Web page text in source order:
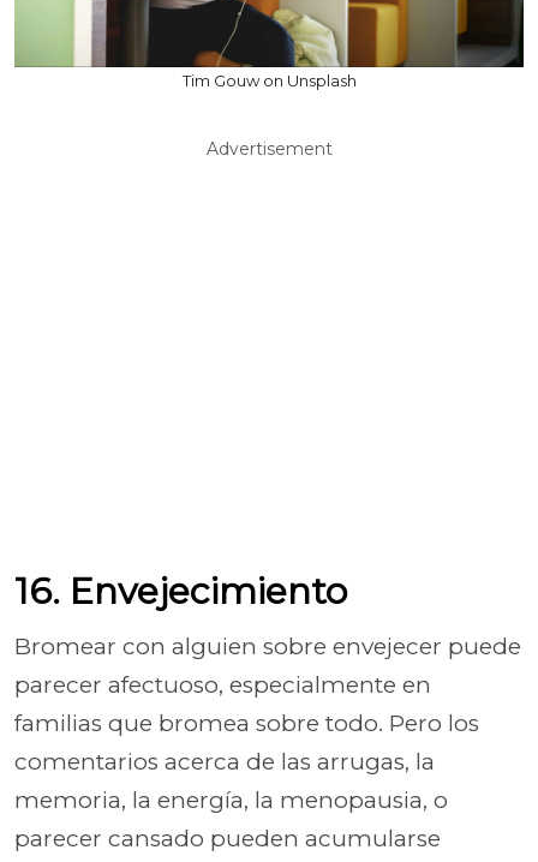
Tim Gouw on Unsplash
Advertisement
16. Envejecimiento
Bromear con alguien sobre envejecer puede
parecer afectuoso, especialmente en
familias que bromea sobre todo. Pero los
comentarios acerca de las arrugas, la
memoria, la energía, la menopausia, o
parecer cansado pueden acumularse